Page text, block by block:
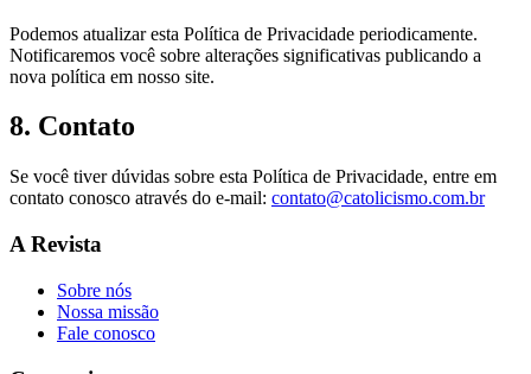
Podemos atualizar esta Política de Privacidade periodicamente.
Notificaremos você sobre alterações significativas publicando a
nova política em nosso site.
8. Contato
Se você tiver dúvidas sobre esta Política de Privacidade, entre em
contato conosco através do e-mail: contato@catolicismo.com.br
A Revista
Sobre nós
Nossa missão
Fale conosco